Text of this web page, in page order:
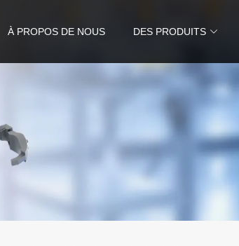
À PROPOS DE NOUS DES PRODUITS